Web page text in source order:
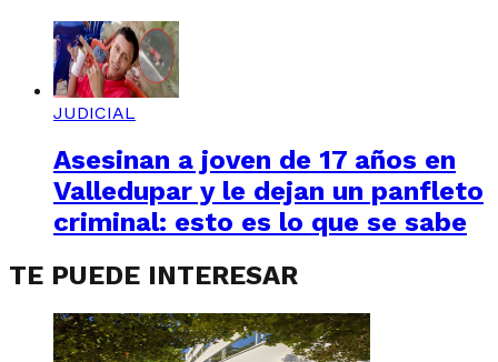
JUDICIAL
Asesinan a joven de 17 años en
Valledupar y le dejan un panfleto
criminal: esto es lo que se sabe
TE PUEDE INTERESAR